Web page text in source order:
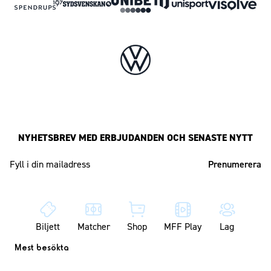
NYHETSBREV MED ERBJUDANDEN OCH SENASTE NYTT
Biljett Matcher Shop MFF Play Lag
Mest besökta